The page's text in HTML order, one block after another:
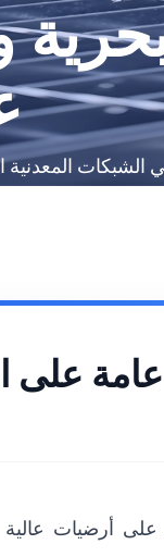
المعدنية
على
على أرضيات